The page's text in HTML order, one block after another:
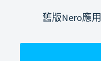
舊版Nero應